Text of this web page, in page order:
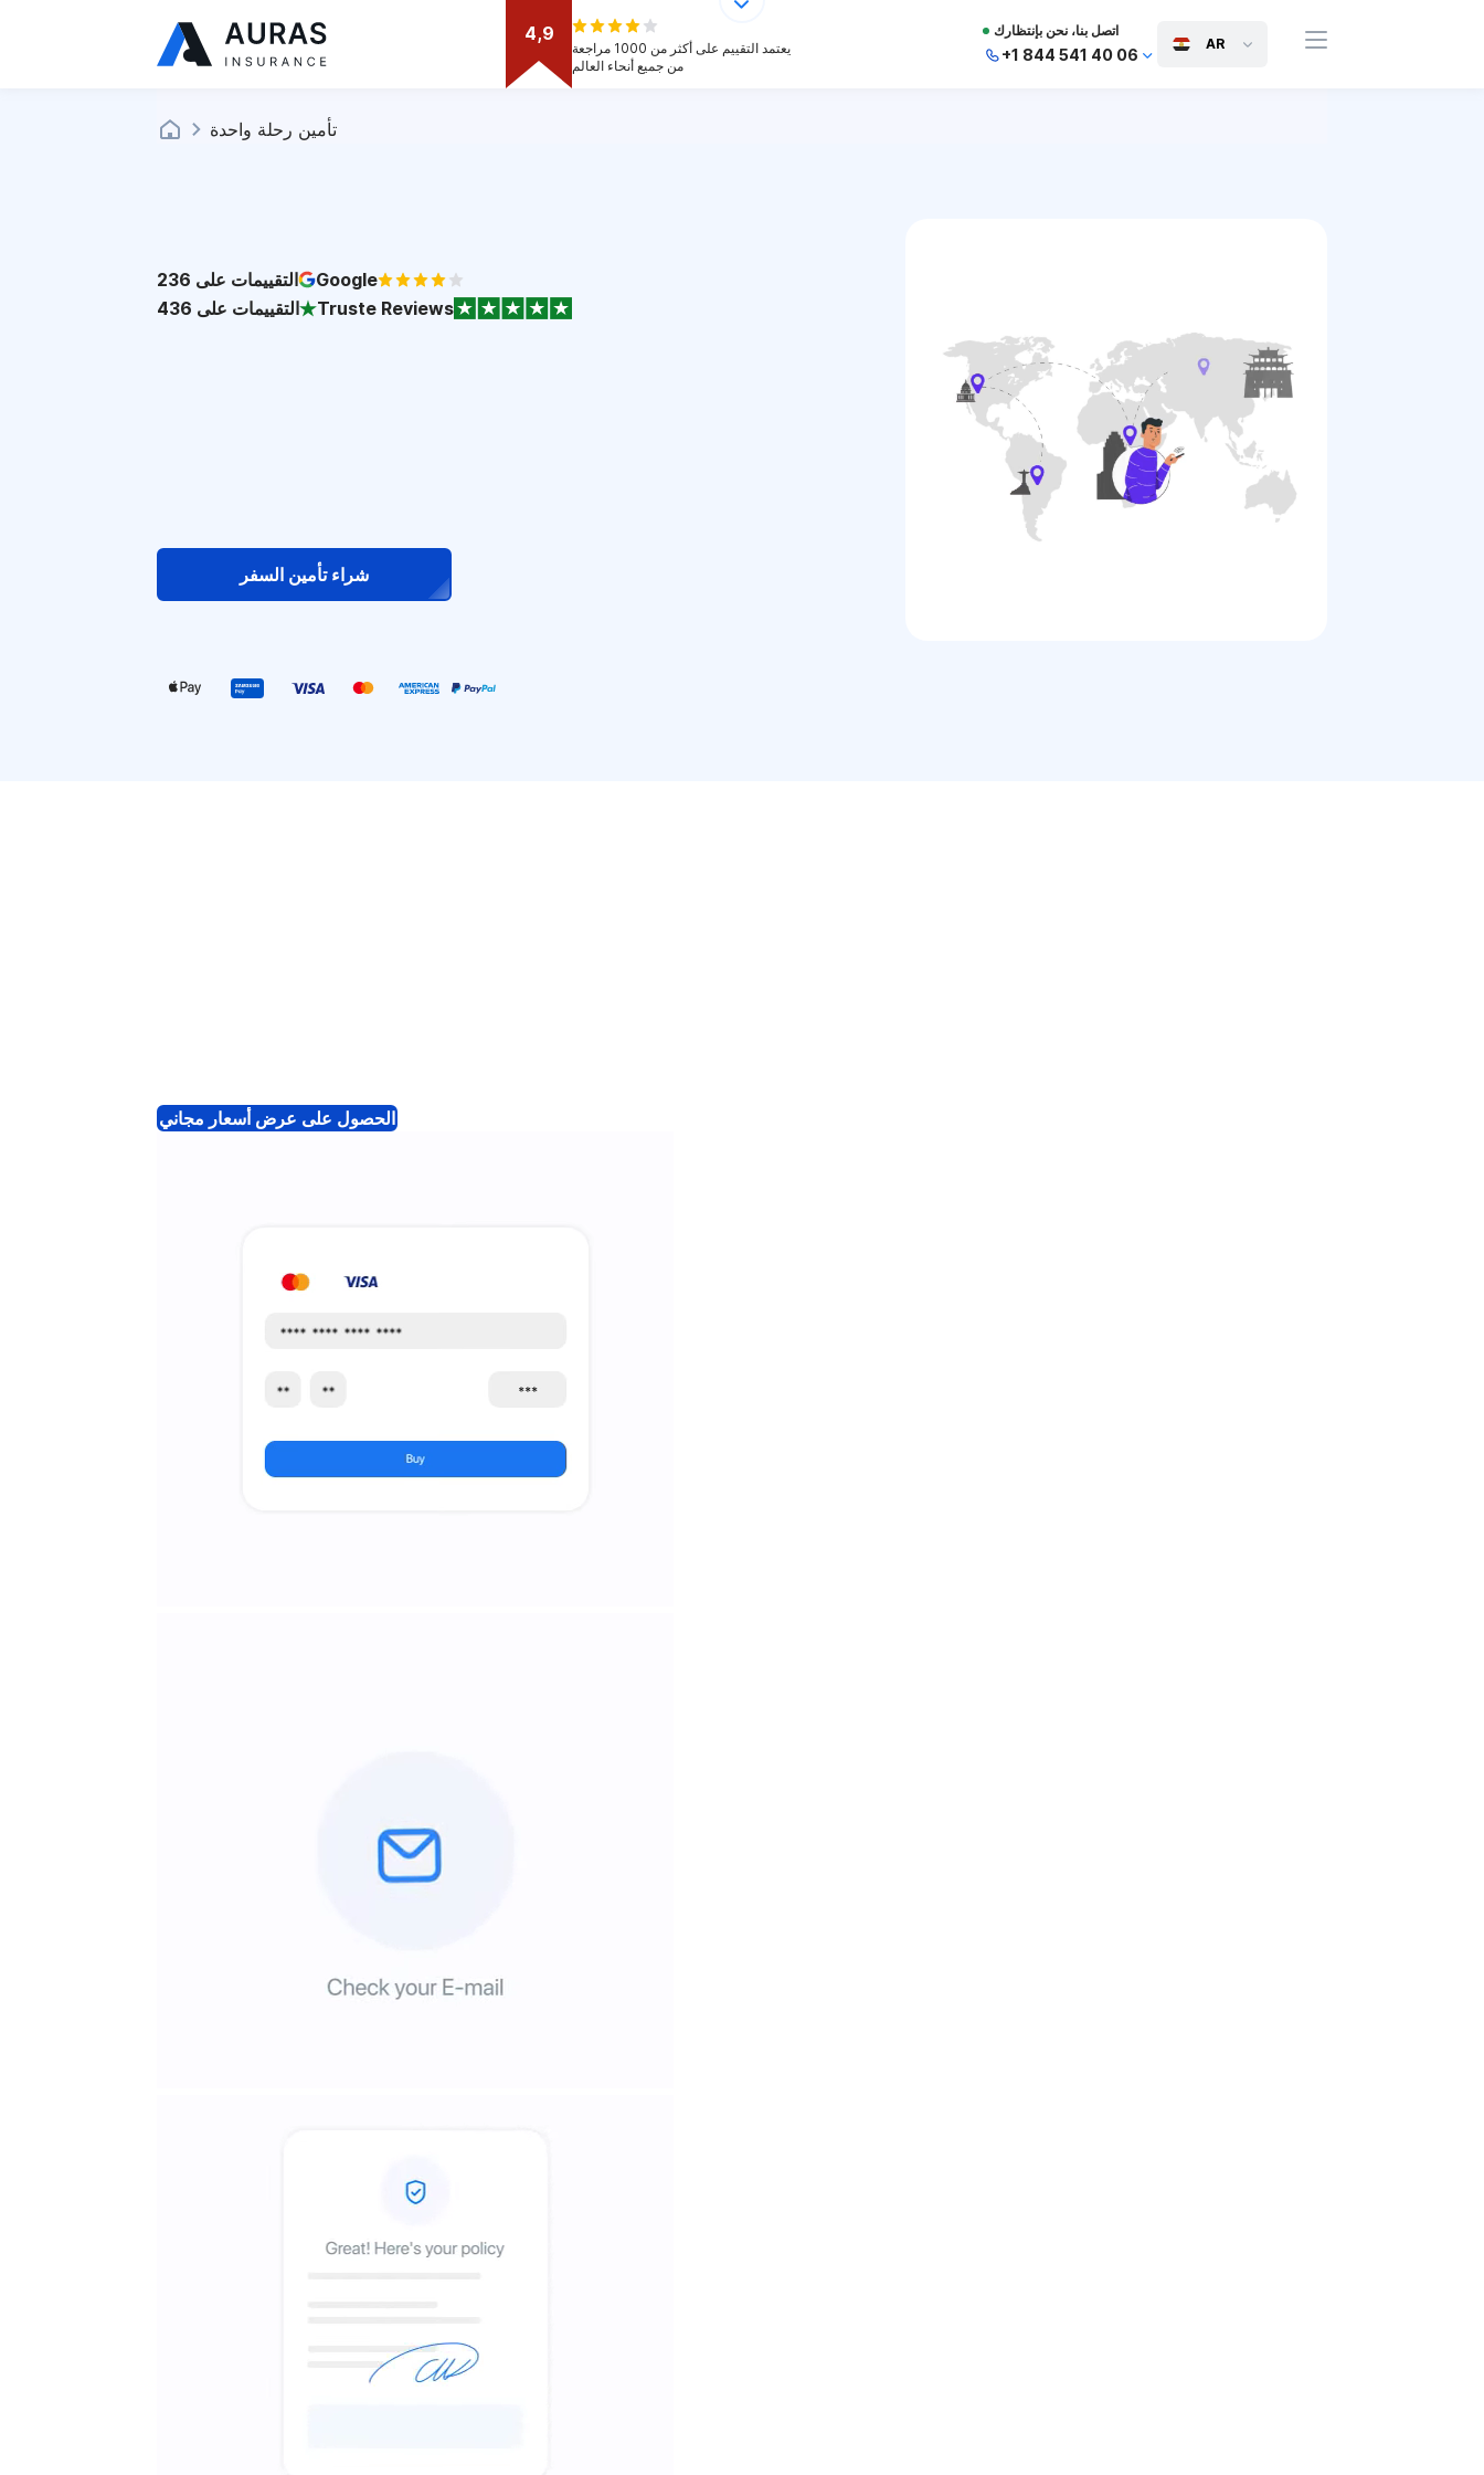
4,9
يعتمد التقييم على أكثر من 1000 مراجعة
من جميع أنحاء العالم
اتصل بنا، نحن بإنتظارك
+1 844 541 40 06
AR
تأمين رحلة واحدة
236 التقييمات على
Google
436 التقييمات على Truste Reviews
شراء تأمين السفر
الحصول على عرض أسعار مجاني